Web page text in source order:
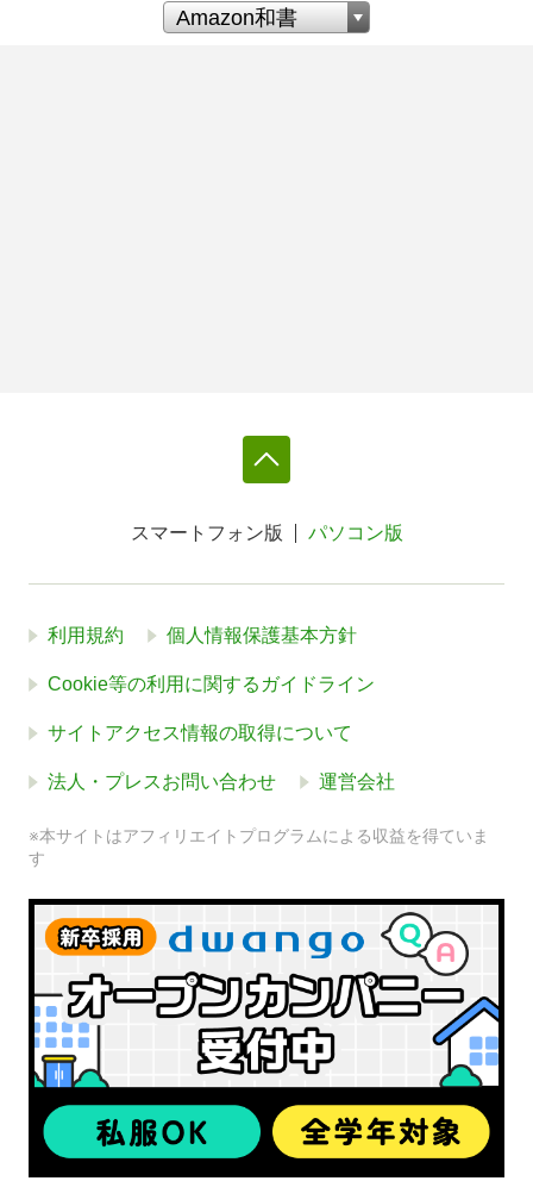
スマートフォン版 パソコン版
利用規約 個人情報保護基本方針
Cookie等の利用に関するガイドライン
サイトアクセス情報の取得について
法人・プレスお問い合わせ 運営会社
※本サイトはアフィリエイトプログラムによる収益を得ていま
す